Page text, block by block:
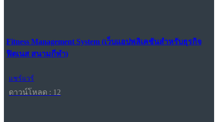
Fitness Management System (เว็บแอปพลิเคชันสำหรับธุรกิจ
ฟิตเนส สนามกีฬา)
แชร์แวร์
ดาวน์โหลด : 12